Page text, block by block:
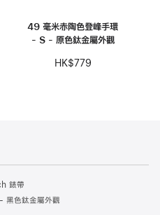
49 毫米赤陶色登峰手環
- S - 原色鈦金屬外觀
HK$779
錶帶
黑色鈦金屬外觀